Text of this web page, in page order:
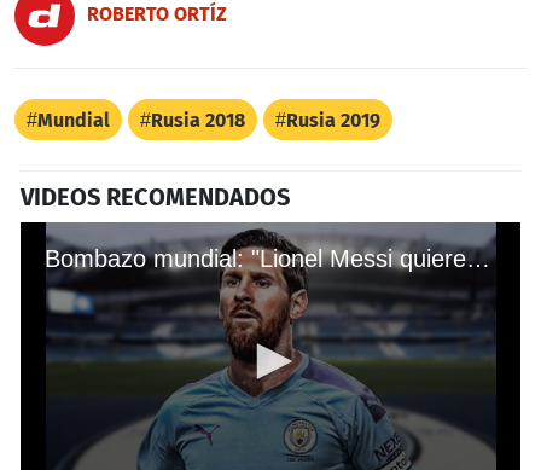
ROBERTO ORTÍZ
Mundial Rusia 2018 Rusia 2019
VIDEOS RECOMENDADOS
Bombazo mundial: "Lionel Messi quiere jugar en el Manchester City"